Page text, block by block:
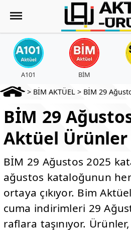
A101 BİM
> BİM AKTÜEL > BİM 29
BİM 29
Aktüel
BİM 29 Ağustos 2025
ağustos kataloğunun
ortaya çıkıyor. Bim
cuma indirimleri 29
raflara taşınıyor.